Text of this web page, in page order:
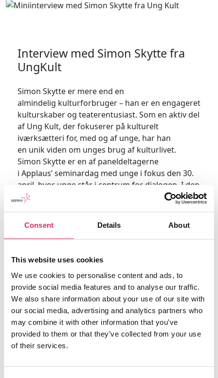
Consent Details About
This website uses cookies
We use cookies to personalise content and ads, to
provide social media features and to analyse our traffic.
We also share information about your use of our site with
our social media, advertising and analytics partners who
may combine it with other information that you’ve
provided to them or that they’ve collected from your use
of their services.
Interview med Simon Skytte fra
UngKult
Simon Skytte er mere end en
almindelig kulturforbruger– han er en engageret
kulturskaber og teaterentusiast. Som en aktiv del
af Ung Kult, der fokuserer på kulturelt
iværksætteri for, med og af unge, har han
en unikviden om unges brug af kulturlivet.
Simon Skytte er en af paneldeltagerne
i Applaus’seminardag med unge i fokus den 30.
april, hvor unge står i centrum for dialogen. I den
forbindelse, har han i et miniinterview med
motivationsfaktorer for
brug oplevelser
Læs artiklen her
Ewin Akkurt fra Restage: “Få unge til at udvikle
kultur!”